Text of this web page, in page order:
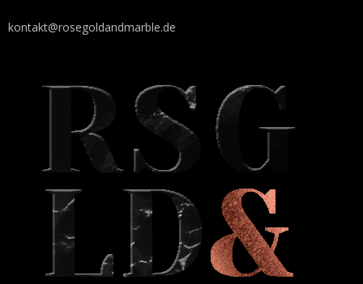
kontakt@rosegoldandmarble.de